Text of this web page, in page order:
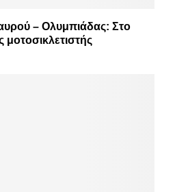
– Ολυμπιάδας: Στο